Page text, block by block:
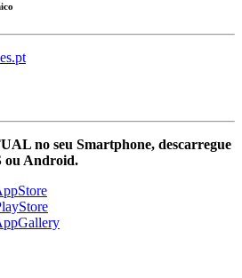
no seu Smartphone, descarregue
ou Android.